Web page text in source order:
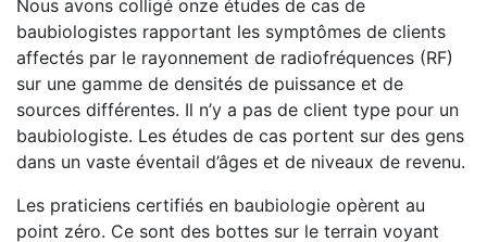
Nous avons colligé onze études de cas de
baubiologistes rapportant les symptômes de clients
affectés par le rayonnement de radiofréquences (RF)
sur une gamme de densités de puissance et de
sources différentes. Il n’y a pas de client type pour un
baubiologiste. Les études de cas portent sur des gens
dans un vaste éventail d’âges et de niveaux de revenu.
Les praticiens certifiés en baubiologie opèrent au
point zéro. Ce sont des bottes sur le terrain voyant